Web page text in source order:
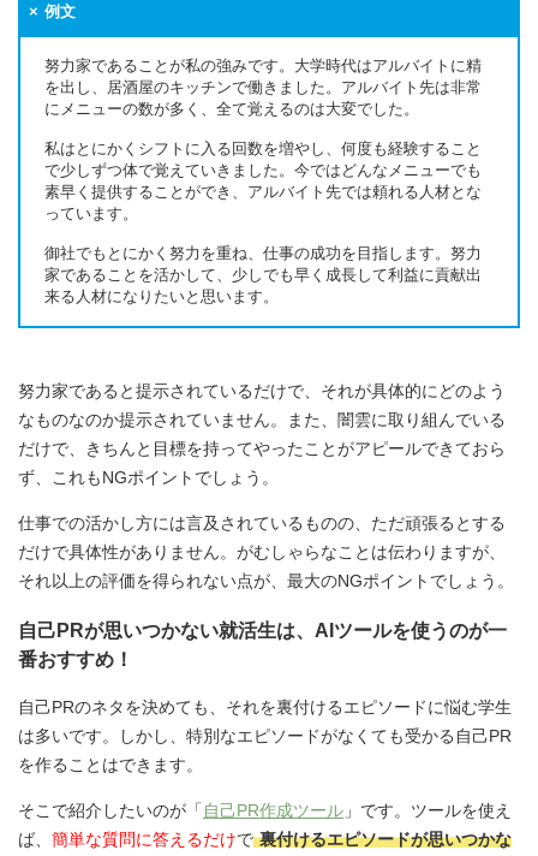
例文
努力家であることが私の強みです。大学時代はアルバイトに精
を出し、居酒屋のキッチンで働きました。アルバイト先は非常
にメニューの数が多く、全て覚えるのは大変でした。
私はとにかくシフトに入る回数を増やし、何度も経験すること
で少しずつ体で覚えていきました。今ではどんなメニューでも
素早く提供することができ、アルバイト先では頼れる人材とな
っています。
御社でもとにかく努力を重ね、仕事の成功を目指します。努力
家であることを活かして、少しでも早く成長して利益に貢献出
来る人材になりたいと思います。
努力家であると提示されているだけで、それが具体的にどのよう
なものなのか提示されていません。また、闇雲に取り組んでいる
だけで、きちんと目標を持ってやったことがアピールできておら
ず、これもNGポイントでしょう。
仕事での活かし方には言及されているものの、ただ頑張るとする
だけで具体性がありません。がむしゃらなことは伝わりますが、
それ以上の評価を得られない点が、最大のNGポイントでしょう。
自己PRが思いつかない就活生は、AIツールを使うのが一
番おすすめ！
自己PRのネタを決めても、それを裏付けるエピソードに悩む学生
は多いです。しかし、特別なエピソードがなくても受かる自己PR
を作ることはできます。
そこで紹介したいのが「 自己PR作成ツール 」です。ツールを使え
ば、 簡単な質問に答えるだけで 裏付けるエピソードが思いつかな